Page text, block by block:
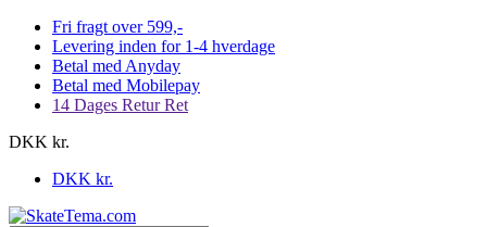
Fri fragt over 599,-
Levering inden for 1-4 hverdage
Betal med Anyday
Betal med Mobilepay
14 Dages Retur Ret
DKK kr.
DKK kr.